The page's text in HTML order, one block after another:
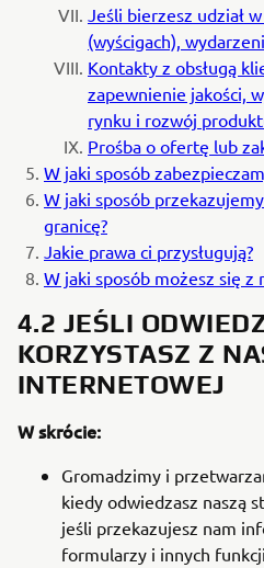
Jeśli bierzesz udział
(wyścigach),
Kontakty z obsługą
zapewnienie jakości,
rynku i rozwój
Prośba o ofertę lub
W jaki sposób
W jaki sposób
granicę?
Jakie prawa ci przysługują?
W jaki sposób możesz się z
4.2 JEŚLI
KORZYSTASZ Z
INTERNETOWEJ
W skrócie:
Gromadzimy i
kiedy odwiedzasz naszą
jeśli przekazujesz nam
formularzy i innych